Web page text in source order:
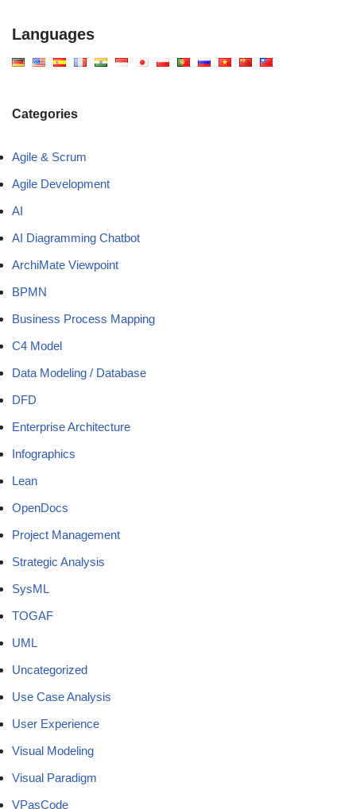
Languages
Categories
Agile & Scrum
Agile Development
AI
AI Diagramming Chatbot
ArchiMate Viewpoint
BPMN
Business Process Mapping
C4 Model
Data Modeling / Database
DFD
Enterprise Architecture
Infographics
Lean
OpenDocs
Project Management
Strategic Analysis
SysML
TOGAF
UML
Uncategorized
Use Case Analysis
User Experience
Visual Modeling
Visual Paradigm
VPasCode